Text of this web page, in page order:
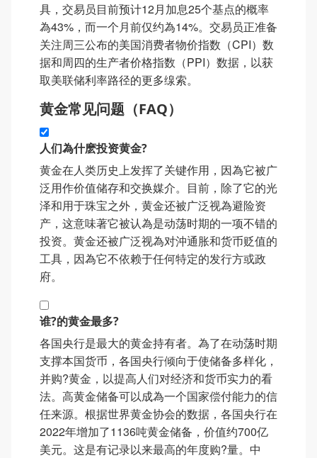
具，交易员目前预计12月加息25个基点的概率
為43%，而一个月前仅约為14%。交易员正准备
关注周三公布的美国消费者物价指数（CPI）数
据和周四的生产者价格指数（PPI）数据，以获
取美联储利率路径的更多缐索。
黄金常见问题（FAQ）
人们為什麽投资黄金?
黄金在人类历史上发挥了关键作用，因為它被广
泛用作价值储存和交换媒介。目前，除了它的光
泽和用于珠宝之外，黄金还被广泛视為避险资
产，这意味著它被认為是动荡时期的一项不错的
投资。黄金还被广泛视為对沖通胀和货币贬值的
工具，因為它不依赖于任何特定的发行方或政
府。
谁?的黄金最多?
各国央行是最大的黄金持有者。為了在动荡时期
支撑本国货币，各国央行倾向于使储备多样化，
并购?黄金，以提高人们对经济和货币实力的看
法。高黄金储备可以成為一个国家偿付能力的信
任来源。根据世界黄金协会的数据，各国央行在
2022年增加了1136吨黄金储备，价值约700亿
美元。这是有记录以来最高的年度购?量。中